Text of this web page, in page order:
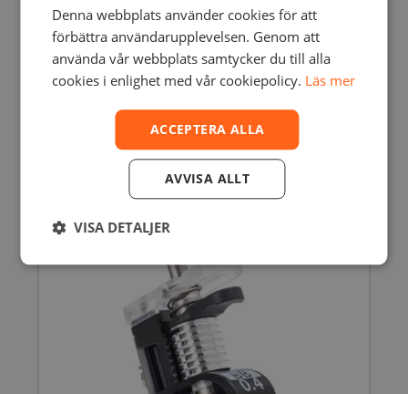
PT100B SENSOR
Denna webbplats använder cookies för att
förbättra användarupplevelsen. Genom att
använda vår webbplats samtycker du till alla
cookies i enlighet med vår cookiepolicy. Läs mer
ACCEPTERA ALLA
AVVISA ALLT
VISA DETALJER